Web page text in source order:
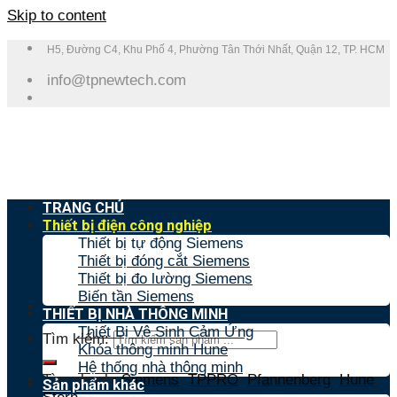
Skip to content
H5, Đường C4, Khu Phố 4, Phường Tân Thới Nhất, Quận 12, TP. HCM
info@tpnewtech.com
Tìm kiếm:
Tìm nhanh:Siemens,TPPRO,Pfannenberg,Hune,
TRANG CHỦ
Thiết bị điện công nghiệp
Thiết bị tự động Siemens
Thiết bị đóng cắt Siemens
Thiết bị đo lường Siemens
Biến tần Siemens
THIẾT BỊ NHÀ THÔNG MINH
Thiết Bị Vệ Sinh Cảm Ứng
Khóa thông minh Hune
Hệ thống nhà thông minh
Sản phẩm khác